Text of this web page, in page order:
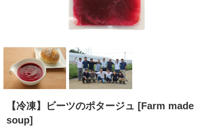
【冷凍】ビーツのポタージュ [Farm made
soup]